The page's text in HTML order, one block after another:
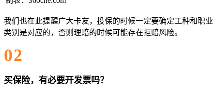
我们也在此提醒广大卡友，投保的时候一定要确定工种和职业
类别是对应的，否则理赔的时候可能存在拒赔风险。
02
买保险，有必要开发票吗？